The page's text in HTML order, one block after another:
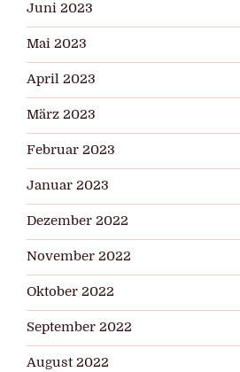
Juni 2023
Mai 2023
April 2023
März 2023
Februar 2023
Januar 2023
Dezember 2022
November 2022
Oktober 2022
September 2022
August 2022